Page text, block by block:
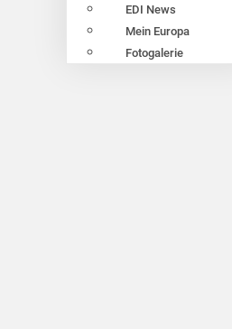
EDI News
Mein Europa
Fotogalerie